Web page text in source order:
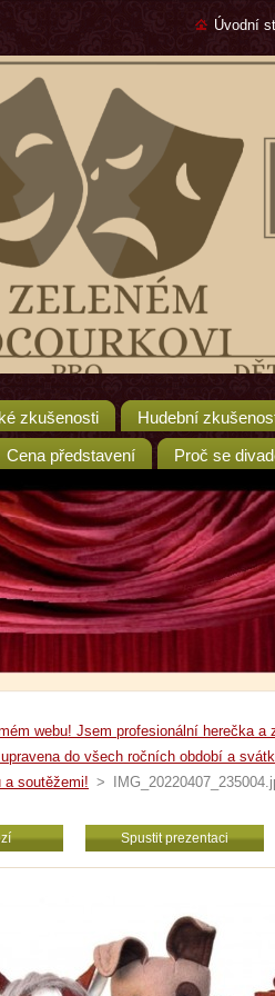
Úvodní
zkušenosti Hudební
Cena představení Proč se
webu! Jsem profesionální herečka a
do všech ročních období a
a soutěžemi! >
Spustit prezentaci